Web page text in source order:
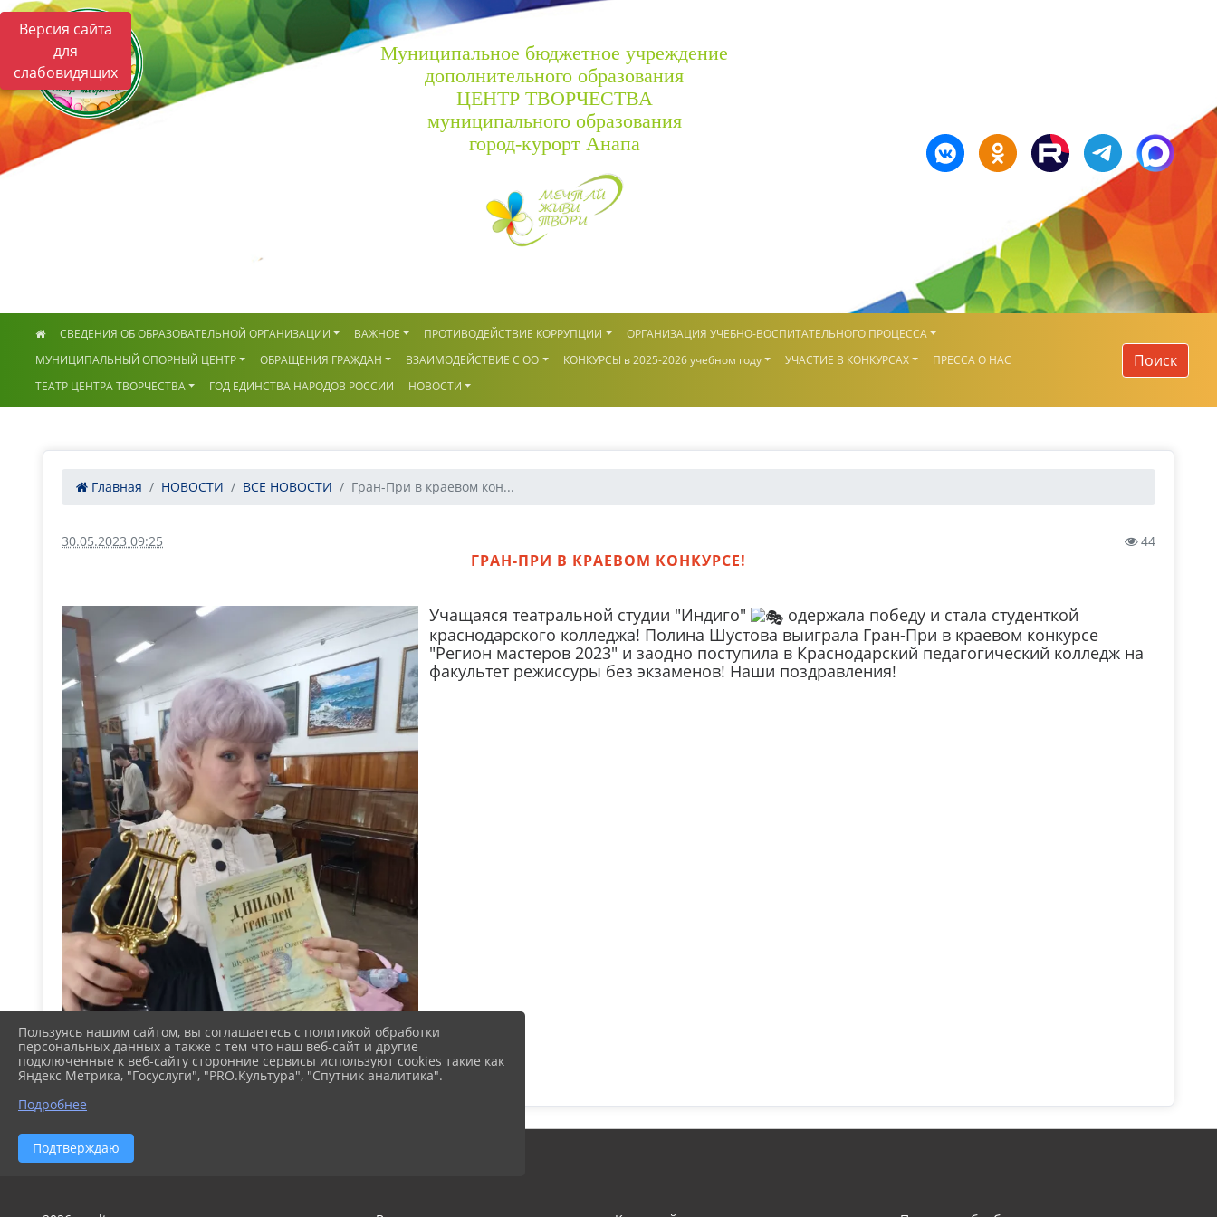
Версия сайта
для
слабовидящих
Муниципальное бюджетное учреждение
дополнительного образования
ЦЕНТР ТВОРЧЕСТВА
муниципального образования
город-курорт Анапа
СВЕДЕНИЯ ОБ ОБРАЗОВАТЕЛЬНОЙ ОРГАНИЗАЦИИ ВАЖНОЕ ПРОТИВОДЕЙСТВИЕ КОРРУПЦИИ
ОРГАНИЗАЦИЯ УЧЕБНО-ВОСПИТАТЕЛЬНОГО ПРОЦЕССА
МУНИЦИПАЛЬНЫЙ ОПОРНЫЙ ЦЕНТР
ОБРАЩЕНИЯ ГРАЖДАН ВЗАИМОДЕЙСТВИЕ С ОО КОНКУРСЫ в 2025-2026 учебном году УЧАСТИЕ В КОНКУРСАХ
ПРЕССА О НАС
ТЕАТР ЦЕНТРА ТВОРЧЕСТВА
ГОД ЕДИНСТВА НАРОДОВ РОССИИ НОВОСТИ
Поиск
Главная НОВОСТИ ВСЕ НОВОСТИ Гран-При в краевом кон...
30.05.2023 09:25 44
ГРАН-ПРИ В КРАЕВОМ КОНКУРСЕ!
Учащаяся театральной студии "Индиго"
одержала победу и стала студенткой
краснодарского колледжа! Полина Шустова выиграла Гран-При в краевом конкурсе
"Регион мастеров 2023" и заодно поступила в Краснодарский педагогический колледж на
факультет режиссуры без экзаменов! Наши поздравления!
Пользуясь нашим сайтом, вы соглашаетесь с политикой обработки
персональных данных а также с тем что наш веб-сайт и другие
подключенные к веб-сайту сторонние сервисы используют cookies такие как
Яндекс Метрика, "Госуслуги", "PRO.Культура", "Спутник аналитика".
Подробнее
Подтверждаю